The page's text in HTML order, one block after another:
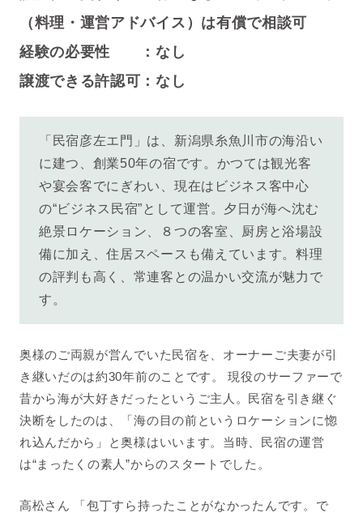
（料理・運営アドバイス）は有償で相談可
経験の必要性 ：なし
譲渡できる許認可：なし
「民宿彦左エ門」は、新潟県糸魚川市の海沿い
に建つ、創業50年の宿です。かつては観光客
や宴会客でにぎわい、現在はビジネス客中心
の“ビジネス民宿”として運営。夕日が海へ沈む
絶景ロケーション、８つの客室、厨房と浴場設
備に加え、住居スペースも備えています。料理
の評判も高く、常連客との温かい交流が魅力で
す。
奥様のご両親が営んでいた民宿を、オーナーご夫妻が引
き継いだのは約30年前のことです。
現役のサーファーで
昔から海が大好きだったというご主人。民宿を引き継ぐ
決断をしたのは、「海の目の前というロケーションに惚
れ込んだから」と奥様はいいます。当時、民宿の運営
は“まったくの素人”からのスタートでした。
高松さん 「包丁すら持ったことがなかったんです。で